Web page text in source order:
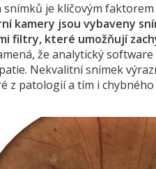
snímků je klíčovým
kamery jsou vybaveny
filtry, které umožňují
že analytický
Nekvalitní snímek
z patologií a tím i chybného